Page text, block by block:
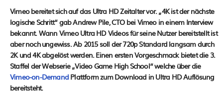
Vimeo bereitet sich auf das Ultra HD Zeitalter vor. „4K ist der nächste
logische Schritt“ gab Andrew Pile, CTO bei Vimeo in einem Interview
bekannt. Wann Vimeo Ultra HD Videos für seine Nutzer bereitstellt ist
aber noch ungewiss. Ab 2015 soll der 720p Standard langsam durch
2K und 4K abgelöst werden. Einen ersten Vorgeschmack bietet die 3.
Staffel der Webserie „Video Game High School“ welche über die
Vimeo-on-Demand Plattform zum Download in Ultra HD Auflösung
bereitsteht.